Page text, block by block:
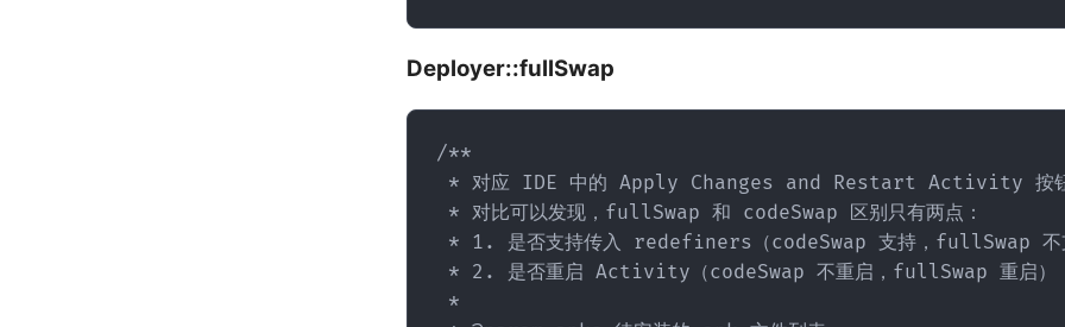
Deployer::fullSwap
/**